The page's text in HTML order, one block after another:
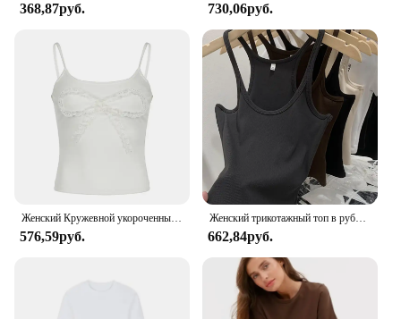
368,87руб. 730,06руб.
Женский Кружевной укороченный топ без рукавов, с нашивками
576,59руб.
Женский трикотажный топ в рубчик, без рукавов, в винтажном стиле
662,84руб.